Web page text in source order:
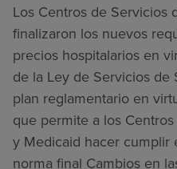
Los Centros de Servicios
finalizaron los nuevos
precios hospitalarios en
de la Ley de Servicios de
plan reglamentario en
que permite a los
y Medicaid hacer cumplir
norma final Cambios en